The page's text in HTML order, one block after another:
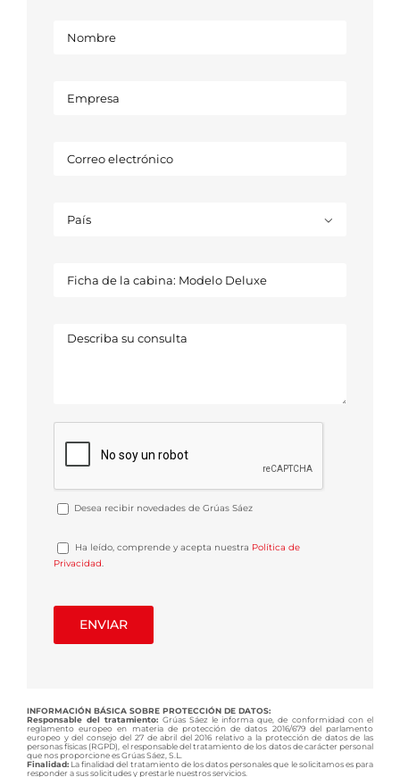

Desea recibir novedades de Grúas Sáez
Ha leído, comprende y acepta nuestra Política de
Privacidad.
INFORMACIÓN BÁSICA SOBRE PROTECCIÓN DE DATOS:
Responsable del tratamiento: Grúas Sáez le informa que, de conformidad con el
reglamento europeo en materia de protección de datos 2016/679 del parlamento
europeo y del consejo del 27 de abril del 2016 relativo a la protección de datos de las
personas físicas (RGPD), el responsable del tratamiento de los datos de carácter personal
que nos proporcione es Grúas Sáez, S.L.
Finalidad: La finalidad del tratamiento de los datos personales que le solicitamos es para
responder a sus solicitudes y prestarle nuestros servicios.